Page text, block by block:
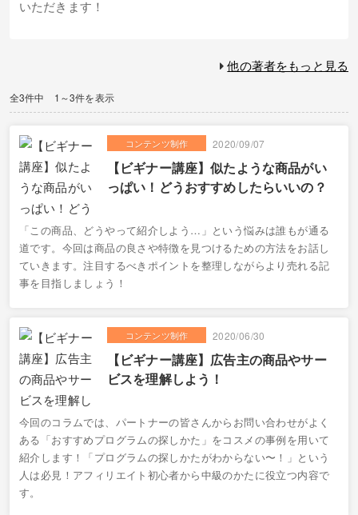
いただきます！
他の著者をもっと見る
全3件中 1～3件を表示
コンテンツ制作 2020/09/07
【ビギナー講座】似たような商品がい
っぱい！どうおすすめしたらいいの？
「この商品、どうやって紹介しよう…」という悩みは誰もが通る
道です。今回は商品の良さや特徴を見つけるための方法をお話し
ていきます。注目するべきポイントを整理しながらより売れる記
事を目指しましょう！
コンテンツ制作 2020/06/30
【ビギナー講座】広告主の商品やサー
ビスを理解しよう！
今回のコラムでは、パートナーの皆さんからお問い合わせがよく
ある「おすすめプログラムの探しかた」をコスメの事例を用いて
紹介します！「プログラムの探しかたがわからない〜！」という
人は必見！アフィリエイト初心者から中級のかたに役立つ内容で
す。